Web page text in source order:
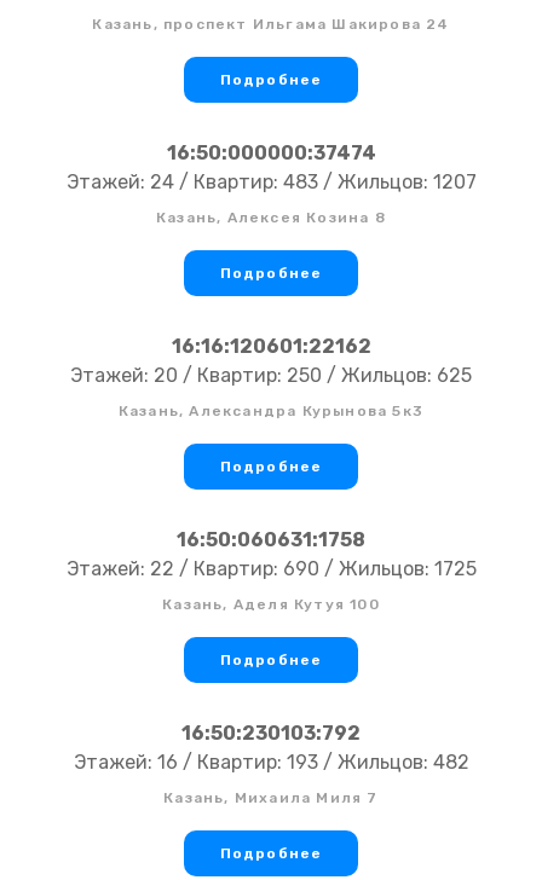
Казань, проспект Ильгама Шакирова 24
Подробнее
16:50:000000:37474
Этажей: 24 / Квартир: 483 / Жильцов: 1207
Казань, Алексея Козина 8
Подробнее
16:16:120601:22162
Этажей: 20 / Квартир: 250 / Жильцов: 625
Казань, Александра Курынова 5к3
Подробнее
16:50:060631:1758
Этажей: 22 / Квартир: 690 / Жильцов: 1725
Казань, Аделя Кутуя 100
Подробнее
16:50:230103:792
Этажей: 16 / Квартир: 193 / Жильцов: 482
Казань, Михаила Миля 7
Подробнее